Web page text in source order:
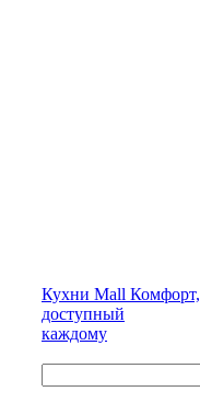
Кухни Mall Комфорт,
доступный
каждому